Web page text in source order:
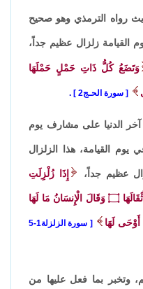
رواه الترمذي وهو صحيح
القيامة زلزال عظيم جداً،
وَتَضَعُ كُلُّ ذَاتِ حَمْلٍ حَمْلَهَا
سورة الحـج2 .
الدنيا على مشارف يوم
يوم القيامة، هذا الزلزال
عظيم جداً، إِذَا زُلْزِلَتِ
۝ وَقَالَ الْإِنسَانُ مَا لَهَا
لَهَا سورة الزلزلة1-5
وتخبر بما فعل عليها من